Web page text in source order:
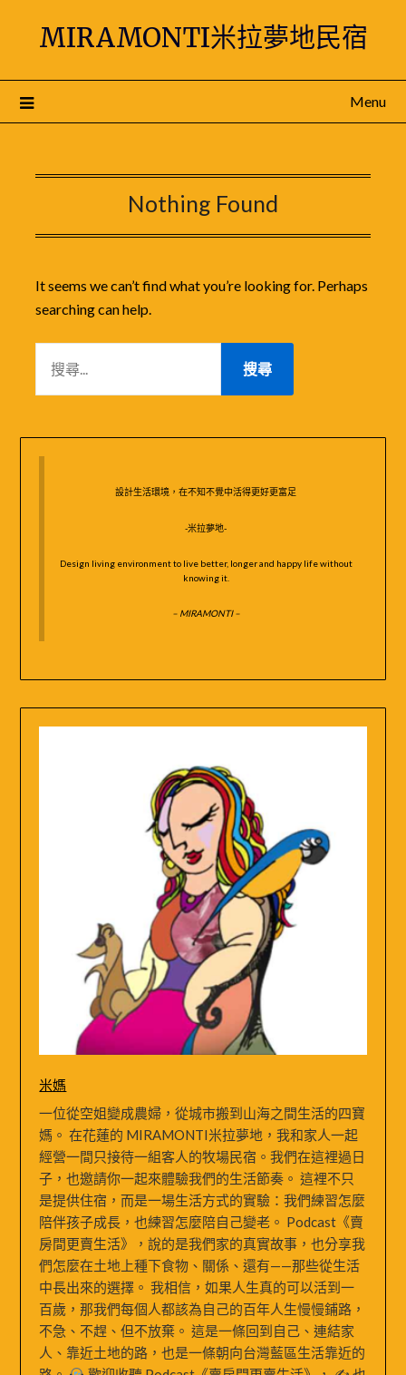
MIRAMONTI米拉夢地民宿
Menu
Nothing Found
It seems we can’t find what you’re looking for. Perhaps
searching can help.
關
設計生活環境，在不知不覺中活得更好更富足
-米拉夢地-
Design living environment to live better, longer and happy life without
knowing it.
– MIRAMONTI –
米媽
一位從空姐變成農婦，從城市搬到山海之間生活的四寶
媽。 在花蓮的 MIRAMONTI米拉夢地，我和家人一起
經營一間只接待一組客人的牧場民宿。我們在這裡過日
子，也邀請你一起來體驗我們的生活節奏。 這裡不只
是提供住宿，而是一場生活方式的實驗：我們練習怎麼
陪伴孩子成長，也練習怎麼陪自己變老。 Podcast《賣
房間更賣生活》，說的是我們家的真實故事，也分享我
們怎麼在土地上種下食物、關係、還有——那些從生活
中長出來的選擇。 我相信，如果人生真的可以活到一
百歲，那我們每個人都該為自己的百年人生慢慢鋪路，
不急、不趕、但不放棄。 這是一條回到自己、連結家
人、靠近土地的路，也是一條朝向台灣藍區生活靠近的